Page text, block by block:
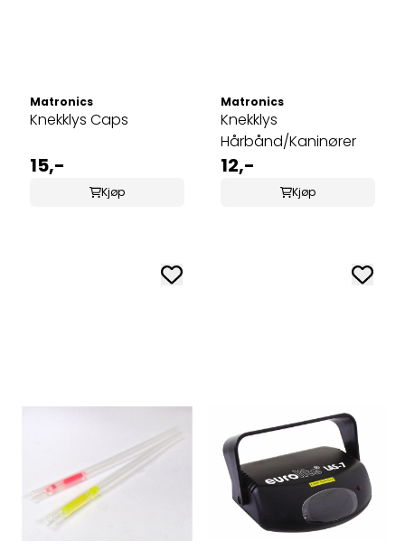
Matronics
Knekklys Caps
15,-
Kjøp
Matronics
Knekklys
Hårbånd/Kaninører
12,-
Kjøp